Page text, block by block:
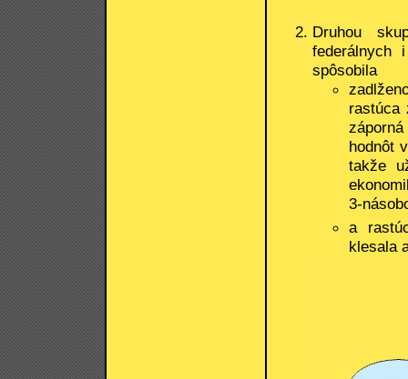
Druhou
spôsobila
rastúca
hodnôt
takže
3-
a
klesala